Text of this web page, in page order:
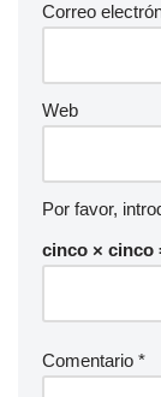
Correo
Web
Por favor,
cinco × cinco
Comentario *